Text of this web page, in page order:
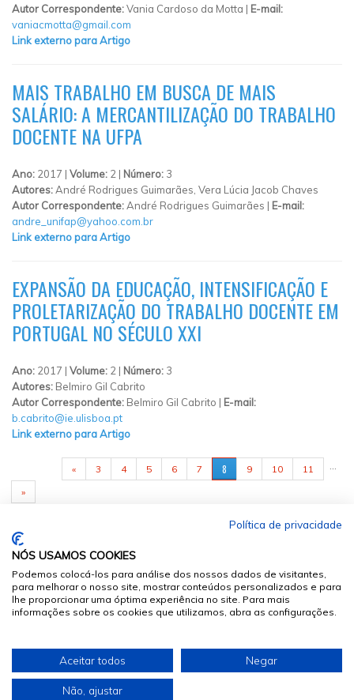
Autor Correspondente:Vania Cardoso da Motta | E-mail:
vaniacmotta@gmail.com
Link externo para Artigo
MAIS TRABALHO EM BUSCA DE MAIS
SALÁRIO: A MERCANTILIZAÇÃO DO TRABALHO
DOCENTE NA UFPA
Ano: 2017 | Volume: 2 | Número: 3
Autores:André Rodrigues Guimarães, Vera Lúcia Jacob Chaves
Autor Correspondente:André Rodrigues Guimarães | E-mail:
andre_unifap@yahoo.com.br
Link externo para Artigo
EXPANSÃO DA EDUCAÇÃO, INTENSIFICAÇÃO E
PROLETARIZAÇÃO DO TRABALHO DOCENTE EM
PORTUGAL NO SÉCULO XXI
Ano: 2017 | Volume: 2 | Número: 3
Autores: Belmiro Gil Cabrito
Autor Correspondente: Belmiro Gil Cabrito | E-mail:
b.cabrito@ie.ulisboa.pt
Link externo para Artigo
PÁGINAS
« 3 4 5 6 7 8 9 10
11
»
© 2026 Sumários.org
. Todos os Direitos Reservados
Desenvolvido por
Política de privacidade
NÓS USAMOS COOKIES
Podemos colocá-los para análise dos nossos dados de visitantes,
para melhorar o nosso site, mostrar conteúdos personalizados e para
lhe proporcionar uma óptima experiência no site. Para mais
informações sobre os cookies que utilizamos, abra as configurações.
Aceitar todos Negar
Não, ajustar